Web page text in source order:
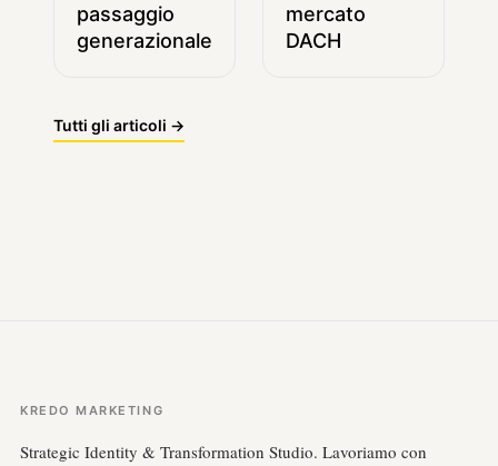
passaggio
generazionale
mercato
DACH
Tutti gli articoli →
KREDO MARKETING
Strategic Identity & Transformation Studio. Lavoriamo con